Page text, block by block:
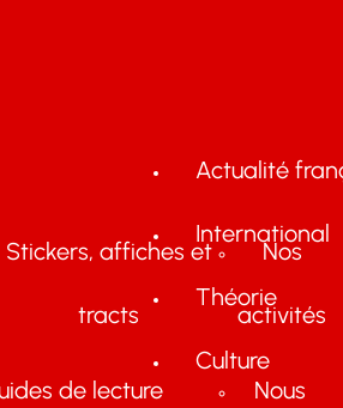
Stickers, affiches et
tracts
de lecture
Nos
activités
Nous
Actualité
International
Théorie
Culture